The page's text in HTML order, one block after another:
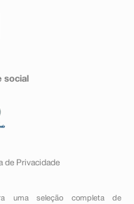
social
de Privacidade
uma seleção completa de